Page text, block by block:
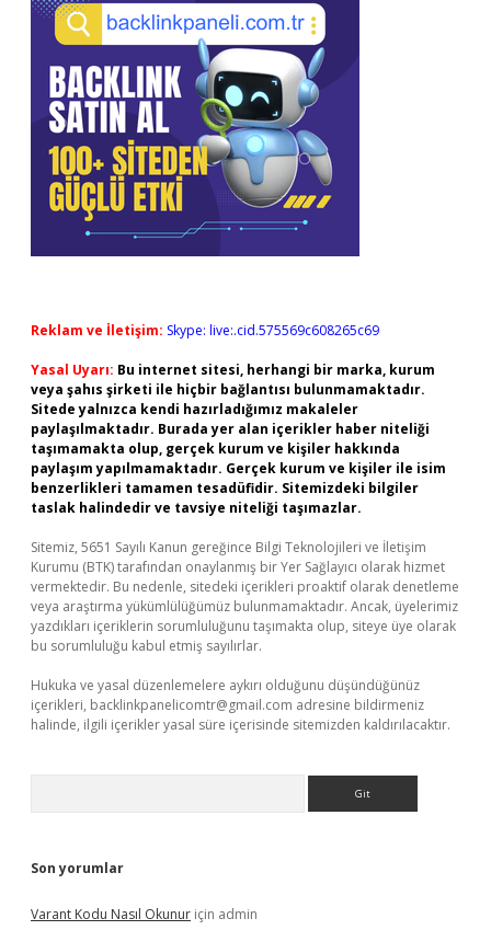
Reklam ve İletişim: Skype: live:.cid.575569c608265c69
Yasal Uyarı: Bu internet sitesi, herhangi bir marka, kurum
veya şahıs şirketi ile hiçbir bağlantısı bulunmamaktadır.
Sitede yalnızca kendi hazırladığımız makaleler
paylaşılmaktadır. Burada yer alan içerikler haber niteliği
taşımamakta olup, gerçek kurum ve kişiler hakkında
paylaşım yapılmamaktadır. Gerçek kurum ve kişiler ile isim
benzerlikleri tamamen tesadüfidir. Sitemizdeki bilgiler
taslak halindedir ve tavsiye niteliği taşımazlar.
Sitemiz, 5651 Sayılı Kanun gereğince Bilgi Teknolojileri ve İletişim
Kurumu (BTK) tarafından onaylanmış bir Yer Sağlayıcı olarak hizmet
vermektedir. Bu nedenle, sitedeki içerikleri proaktif olarak denetleme
veya araştırma yükümlülüğümüz bulunmamaktadır. Ancak, üyelerimiz
yazdıkları içeriklerin sorumluluğunu taşımakta olup, siteye üye olarak
bu sorumluluğu kabul etmiş sayılırlar.
Hukuka ve yasal düzenlemelere aykırı olduğunu düşündüğünüz
içerikleri, backlinkpanelicomtr@gmail.com adresine bildirmeniz
halinde, ilgili içerikler yasal süre içerisinde sitemizden kaldırılacaktır.
Son yorumlar
Varant Kodu Nasıl Okunur için admin